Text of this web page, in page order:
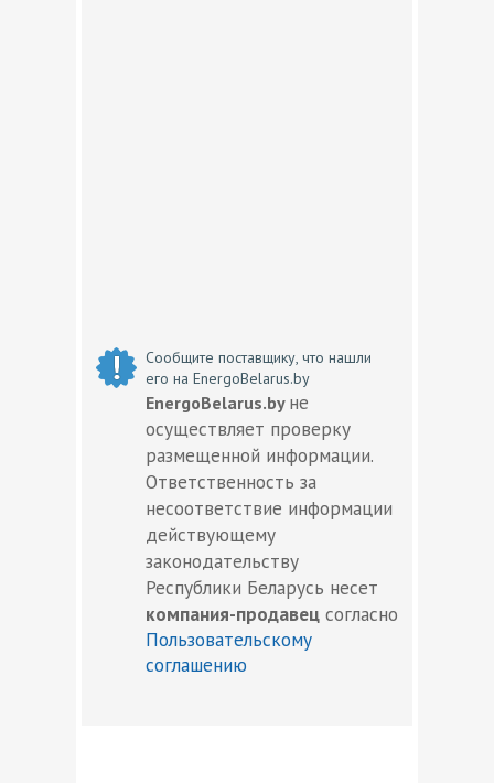
Сообщите поставщику, что нашли
его на EnergoBelarus.by
EnergoBelarus.by не
осуществляет проверку
размещенной информации.
Ответственность за
несоответствие информации
действующему
законодательству
Республики Беларусь несет
компания-продавец согласно
Пользовательскому
соглашению